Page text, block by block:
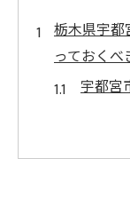
栃木県宇
っておくべ
宇都宮
近年